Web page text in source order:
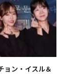
ョン・イスル＆